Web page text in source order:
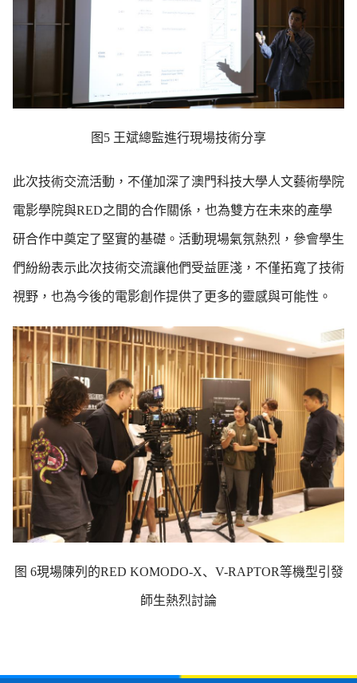
图5 王斌總監進行現場技術分享
此次技術交流活動，不僅加深了澳門科技大學人文藝術學院
電影學院與RED之間的合作關係，也為雙方在未來的產學
研合作中奠定了堅實的基礎。活動現場氣氛熱烈，參會學生
們紛紛表示此次技術交流讓他們受益匪淺，不僅拓寬了技術
視野，也為今後的電影創作提供了更多的靈感與可能性。
图 6現場陳列的RED KOMODO-X、V-RAPTOR等機型引發
師生熱烈討論